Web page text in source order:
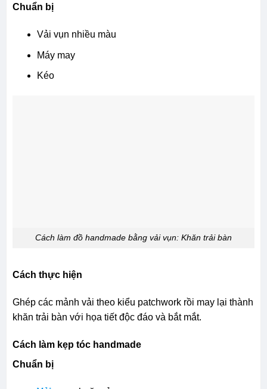
Chuẩn bị
Vải vụn nhiều màu
Máy may
Kéo
Cách làm đồ handmade bằng vải vụn: Khăn trải bàn
Cách thực hiện
Ghép các mảnh vải theo kiểu patchwork rồi may lại thành
khăn trải bàn với họa tiết độc đáo và bắt mắt.
Cách làm kẹp tóc handmade
Chuẩn bị